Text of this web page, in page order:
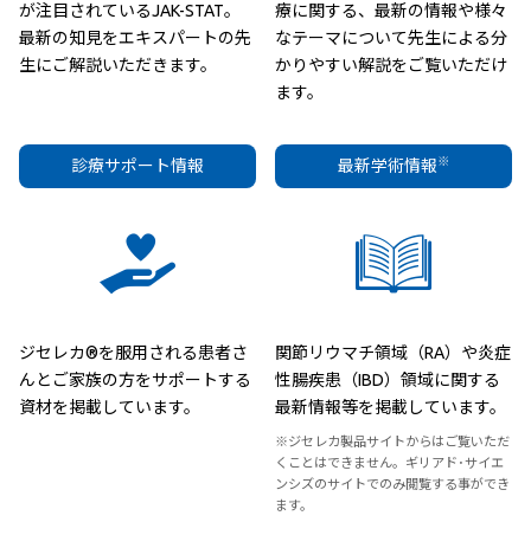
が注目されているJAK-STAT。
最新の知見をエキスパートの先
生にご解説いただきます。
療に関する、最新の情報や様々
なテーマについて先生による分
かりやすい解説をご覧いただけ
ます。
診療サポート情報
ジセレカ®を服用される患者さ
んとご家族の方をサポートする
資材を掲載しています。
最新学術情報※
関節リウマチ領域（RA）や炎症
性腸疾患（IBD）領域に関する
最新情報等を掲載しています。
※ジセレカ製品サイトからはご覧いただ
くことはできません。ギリアド･サイエ
ンシズのサイトでのみ閲覧する事ができ
ます。